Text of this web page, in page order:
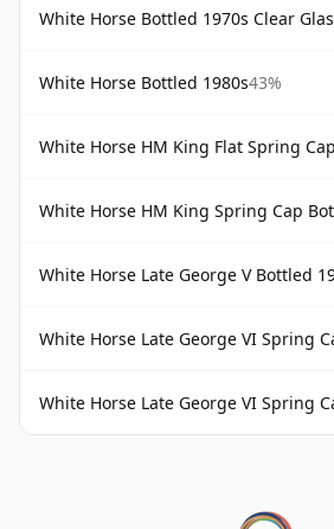
White Horse Bottled 1970s Clear
White Horse Bottled 1980s43%
White Horse HM King Flat Spring Cap
White Horse HM King Spring Cap
White Horse Late George V Bottled
White Horse Late George VI Spring Cap
White Horse Late George VI Spring Cap Bottled